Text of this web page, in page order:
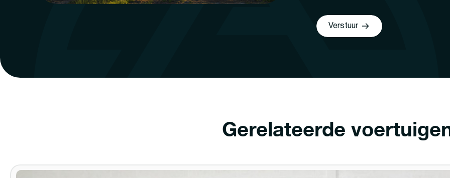
Verstuur
Gerelateerde